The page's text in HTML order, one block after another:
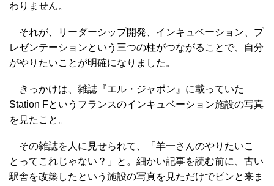
わりません。
それが、リーダーシップ開発、インキュベーション、プ
レゼンテーションという三つの柱がつながることで、自分
がやりたいことが明確になりました。
きっかけは、雑誌『エル・ジャポン』に載っていた
Station Fというフランスのインキュベーション施設の写真
を見たこと。
その雑誌を人に見せられて、「羊一さんのやりたいこ
とってこれじゃない？」と。細かい記事を読む前に、古い
駅舎を改築したという施設の写真を見ただけでピンと来ま